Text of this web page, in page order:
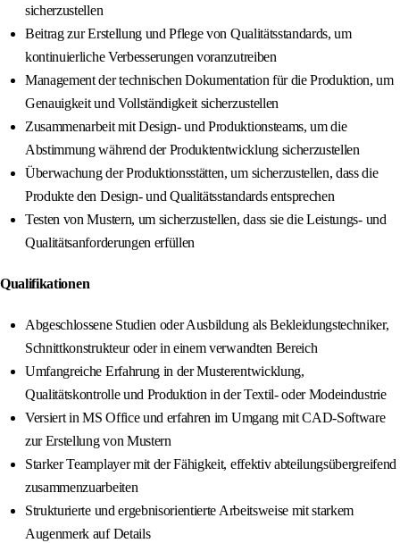
sicherzustellen
Beitrag zur Erstellung und Pflege von Qualitätsstandards, um
kontinuierliche Verbesserungen voranzutreiben
Management der technischen Dokumentation für die Produktion, um
Genauigkeit und Vollständigkeit sicherzustellen
Zusammenarbeit mit Design- und Produktionsteams, um die
Abstimmung während der Produktentwicklung sicherzustellen
Überwachung der Produktionsstätten, um sicherzustellen, dass die
Produkte den Design- und Qualitätsstandards entsprechen
Testen von Mustern, um sicherzustellen, dass sie die Leistungs- und
Qualitätsanforderungen erfüllen
Qualifikationen
Abgeschlossene Studien oder Ausbildung als Bekleidungstechniker,
Schnittkonstrukteur oder in einem verwandten Bereich
Umfangreiche Erfahrung in der Musterentwicklung,
Qualitätskontrolle und Produktion in der Textil- oder Modeindustrie
Versiert in MS Office und erfahren im Umgang mit CAD-Software
zur Erstellung von Mustern
Starker Teamplayer mit der Fähigkeit, effektiv abteilungsübergreifend
zusammenzuarbeiten
Strukturierte und ergebnisorientierte Arbeitsweise mit starkem
Augenmerk auf Details